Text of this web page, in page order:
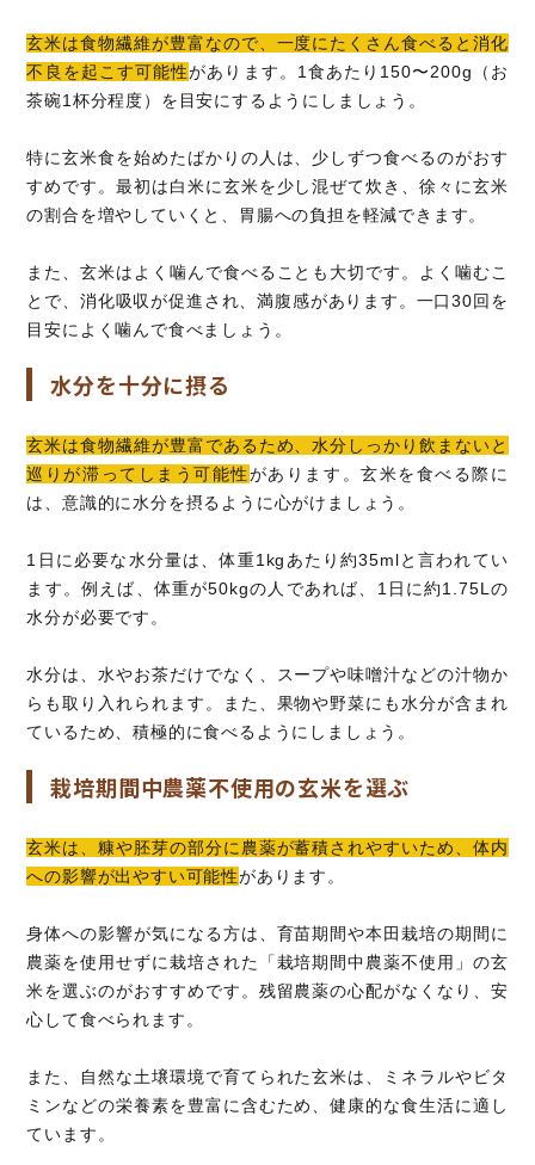
玄米は食物繊維が豊富なので、一度にたくさん食べると消化
不良を起こす可能性があります。1食あたり150〜200g（お
茶碗1杯分程度）を目安にするようにしましょう。
特に玄米食を始めたばかりの人は、少しずつ食べるのがおす
すめです。最初は白米に玄米を少し混ぜて炊き、徐々に玄米
の割合を増やしていくと、胃腸への負担を軽減できます。
また、玄米はよく噛んで食べることも大切です。よく噛むこ
とで、消化吸収が促進され、満腹感があります。一口30回を
目安によく噛んで食べましょう。
水分を十分に摂る
玄米は食物繊維が豊富であるため、水分しっかり飲まないと
巡りが滞ってしまう可能性があります。玄米を食べる際に
は、意識的に水分を摂るように心がけましょう。
1日に必要な水分量は、体重1kgあたり約35mlと言われてい
ます。例えば、体重が50kgの人であれば、1日に約1.75Lの
水分が必要です。
水分は、水やお茶だけでなく、スープや味噌汁などの汁物か
らも取り入れられます。また、果物や野菜にも水分が含まれ
ているため、積極的に食べるようにしましょう。
栽培期間中農薬不使用の玄米を選ぶ
玄米は、糠や胚芽の部分に農薬が蓄積されやすいため、体内
への影響が出やすい可能性があります。
身体への影響が気になる方は、育苗期間や本田栽培の期間に
農薬を使用せずに栽培された「栽培期間中農薬不使用」の玄
米を選ぶのがおすすめです。残留農薬の心配がなくなり、安
心して食べられます。
また、自然な土壌環境で育てられた玄米は、ミネラルやビタ
ミンなどの栄養素を豊富に含むため、健康的な食生活に適し
ています。